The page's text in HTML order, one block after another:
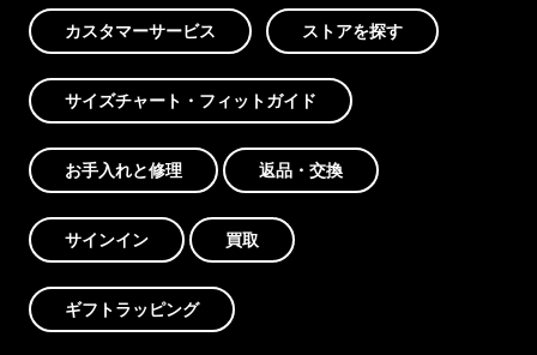
カスタマーサービス ストアを探す
サイズチャート・フィットガイド
お手入れと修理 返品・交換
サインイン 買取
ギフトラッピング